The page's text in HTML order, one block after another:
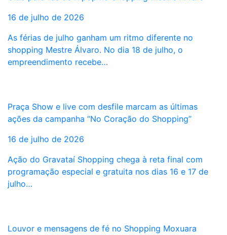
16 de julho de 2026
As férias de julho ganham um ritmo diferente no
shopping Mestre Álvaro. No dia 18 de julho, o
empreendimento recebe…
Praça Show e live com desfile marcam as últimas
ações da campanha “No Coração do Shopping”
16 de julho de 2026
Ação do Gravataí Shopping chega à reta final com
programação especial e gratuita nos dias 16 e 17 de
julho…
Louvor e mensagens de fé no Shopping Moxuara